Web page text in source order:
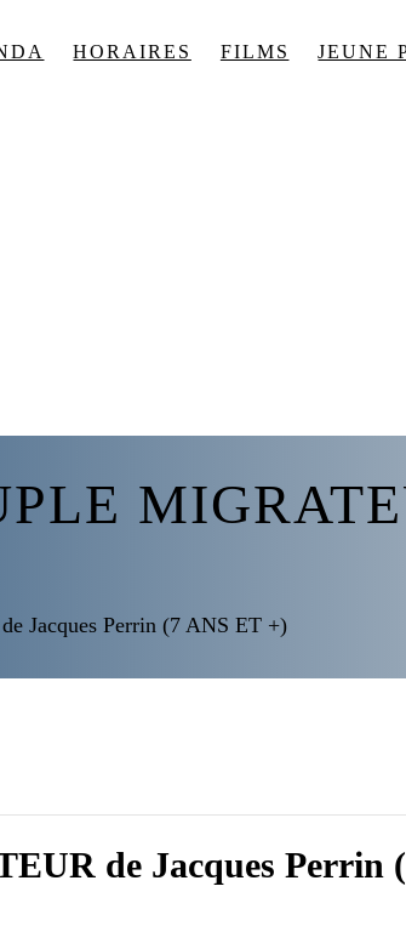
HORAIRES FILMS JEUNE
Jacques Perrin (7 ANS ET +)
de Jacques Perrin